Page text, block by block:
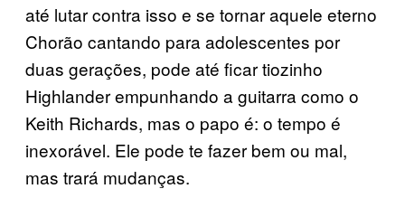
até lutar contra isso e se tornar aquele eterno
Chorão cantando para adolescentes por
duas gerações, pode até ficar tiozinho
Highlander empunhando a guitarra como o
Keith Richards, mas o papo é: o tempo é
inexorável. Ele pode te fazer bem ou mal,
mas trará mudanças.